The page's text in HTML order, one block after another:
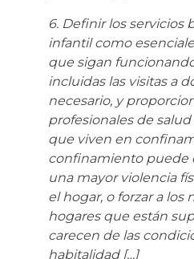
6. Definir los servicios
infantil como
que sigan
incluidas las visitas a
necesario, y
profesionales de
que viven en
confinamiento puede
una mayor violencia
el hogar, o forzar a los
hogares que están
carecen de las
habitalidad […]